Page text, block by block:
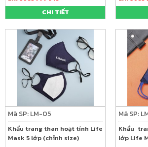
CHI TIẾT
Mã SP: LM-05
Khẩu trang than hoạt tính Life
Mask 5 lớp (chỉnh size)
Mã SP:
Khẩu
lớp Life